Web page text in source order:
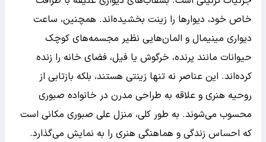
خاص خود، دیوارها را زینت بخشیده‌اند. همچنین، ساعت
دیواری مینیمال و المان‌هایی نظیر مجسمه‌های کوچک
حیوانات مانند پرنده، خرگوش یا فیل، فضای خانه را زنده
کرده‌اند. این عناصر نه تنها زینتی هستند، بلکه بازتابی از
روحیه هنری و علاقه به طراحی مدرن در خانواده صبوری
محسوب می‌شوند. به طور کلی، منزل علی صبوری مکانی است
که احساس زندگی و هماهنگی هنری را به نمایش می‌گذارد.